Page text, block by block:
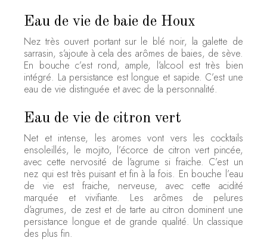
Eau de vie de baie de Houx
Nez très ouvert portant sur le blé noir, la galette de
sarrasin, s’ajoute à cela des arômes de baies, de sève.
En bouche c’est rond, ample, l’alcool est très bien
intégré. La persistance est longue et sapide. C’est une
eau de vie distinguée et avec de la personnalité.
Eau de vie de citron vert
Net et intense, les aromes vont vers les cocktails
ensoleillés, le mojito, l’écorce de citron vert pincée,
avec cette nervosité de l’agrume si fraiche. C’est un
nez qui est très puisant et fin à la fois. En bouche l’eau
de vie est fraiche, nerveuse, avec cette acidité
marquée et vivifiante. Les arômes de pelures
d’agrumes, de zest et de tarte au citron dominent une
persistance longue et de grande qualité. Un classique
des plus fin.